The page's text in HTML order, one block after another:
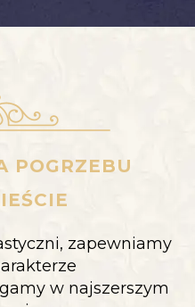
POGRZEBU
zapewniamy
w najszerszym